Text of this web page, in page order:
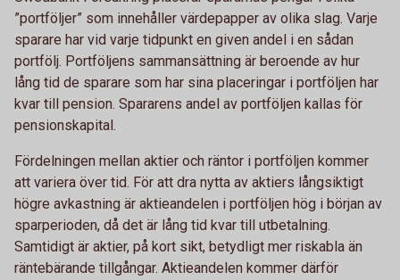
”portföljer” som innehåller värdepapper av olika slag. Varje
sparare har vid varje tidpunkt en given andel i en sådan
portfölj. Portföljens sammansättning är beroende av hur
lång tid de sparare som har sina placeringar i portföljen har
kvar till pension. Spararens andel av portföljen kallas för
pensionskapital.
Fördelningen mellan aktier och räntor i portföljen kommer
att variera över tid. För att dra nytta av aktiers långsiktigt
högre avkastning är aktieandelen i portföljen hög i början av
sparperioden, då det är lång tid kvar till utbetalning.
Samtidigt är aktier, på kort sikt, betydligt mer riskabla än
räntebärande tillgångar. Aktieandelen kommer därför